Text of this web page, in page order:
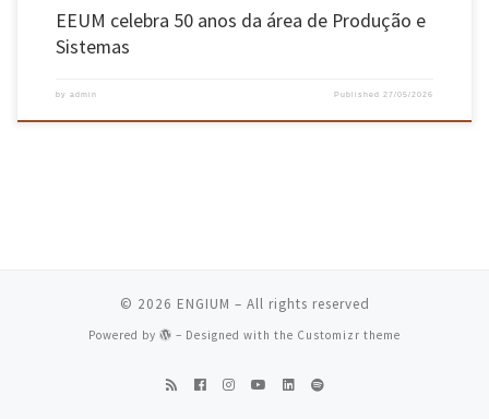
EEUM celebra 50 anos da área de Produção e
Sistemas
by admin Published 27/05/2026
© 2026 ENGIUM – All rights reserved
Powered by – Designed with the Customizr theme